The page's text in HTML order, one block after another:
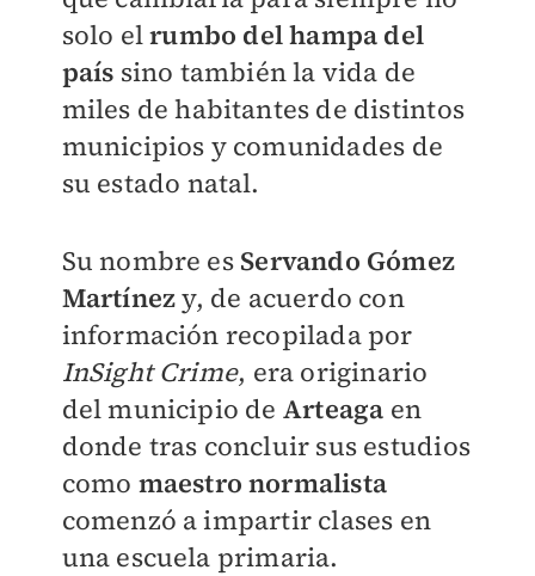
solo elrumbo del hampa del
país sino también la vida de
miles de habitantes de distintos
municipios y comunidades de
su estado natal.
Su nombre es Servando Gómez
Martínezy, de acuerdo con
información recopilada por
InSight Crime, era originario
del municipio de Arteaga en
donde tras concluir sus estudios
como maestro normalista
comenzó a impartir clases en
una escuela primaria.